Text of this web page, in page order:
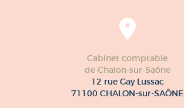
Cabinet comptable
de Chalon-sur-Saône
12 rue Gay Lussac
71100 CHALON-sur-SAÔNE